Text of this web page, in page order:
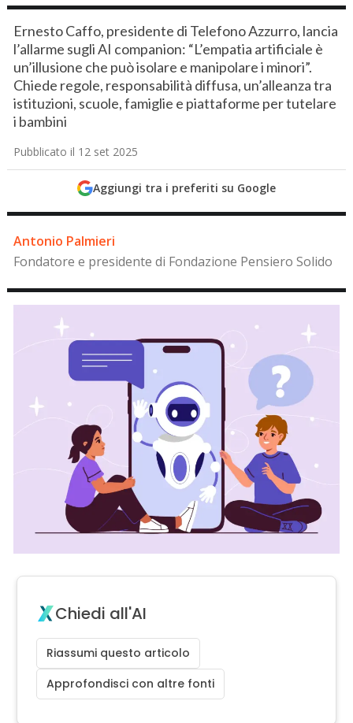
Ernesto Caffo, presidente di Telefono Azzurro, lancia
l’allarme sugli AI companion: “L’empatia artificiale è
un’illusione che può isolare e manipolare i minori”.
Chiede regole, responsabilità diffusa, un’alleanza tra
istituzioni, scuole, famiglie e piattaforme per tutelare
i bambini
Pubblicato il 12 set 2025
Aggiungi tra i preferiti su Google
Antonio Palmieri
Fondatore e presidente di Fondazione Pensiero Solido
Chiedi all'AI
Riassumi questo articolo
Approfondisci con altre fonti